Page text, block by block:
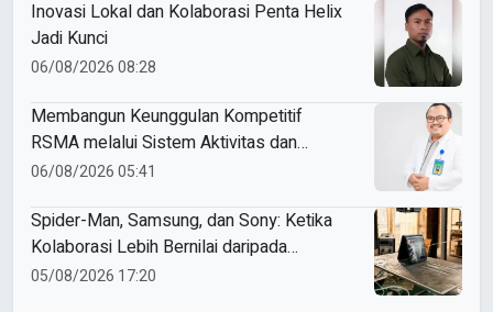
Inovasi Lokal dan Kolaborasi Penta Helix
Jadi Kunci
06/08/2026 08:28
Membangun Keunggulan Kompetitif
RSMA melalui Sistem Aktivitas dan
Sinergi Jejaring
06/08/2026 05:41
Spider-Man, Samsung, dan Sony: Ketika
Kolaborasi Lebih Bernilai daripada
Kompetisi
05/08/2026 17:20